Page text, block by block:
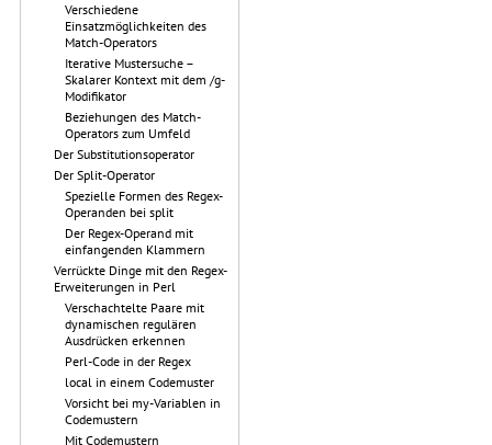
Verschiedene
Einsatzmöglichkeiten des
Match-Operators
Iterative Mustersuche –
Skalarer Kontext mit dem /g-
Modifikator
Beziehungen des Match-
Operators zum Umfeld
Der Substitutionsoperator
Der Split-Operator
Spezielle Formen des Regex-
Operanden bei split
Der Regex-Operand mit
einfangenden Klammern
Verrückte Dinge mit den Regex-
Erweiterungen in Perl
Verschachtelte Paare mit
dynamischen regulären
Ausdrücken erkennen
Perl-Code in der Regex
local in einem Codemuster
Vorsicht bei my-Variablen in
Codemustern
Mit Codemustern